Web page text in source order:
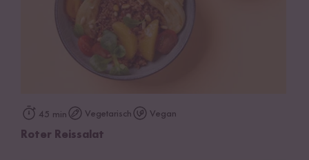
45 min Vegetarisch Vegan
Roter Reissalat